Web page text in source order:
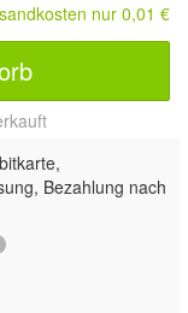
nur 0,01 €
Bezahlung nach